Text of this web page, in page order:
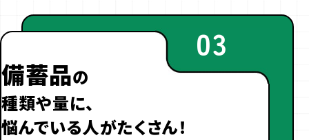
03
備蓄品の
種類や量に、
悩んでいる人がたくさん！